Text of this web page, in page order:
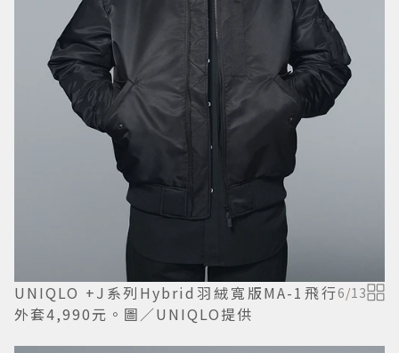
UNIQLO +J系列Hybrid羽絨寬版MA-1飛行
外套4,990元。圖／UNIQLO提供
6/13